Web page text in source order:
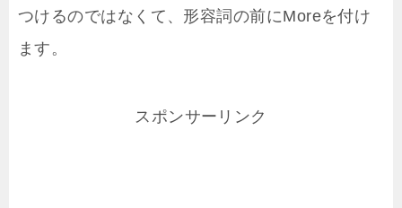
つけるのではなくて、形容詞の前にMoreを付け
ます。
スポンサーリンク